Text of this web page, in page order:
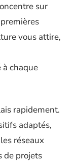
sur
vous attire,
chaque
rapidement.
adaptés,
réseaux
de projets